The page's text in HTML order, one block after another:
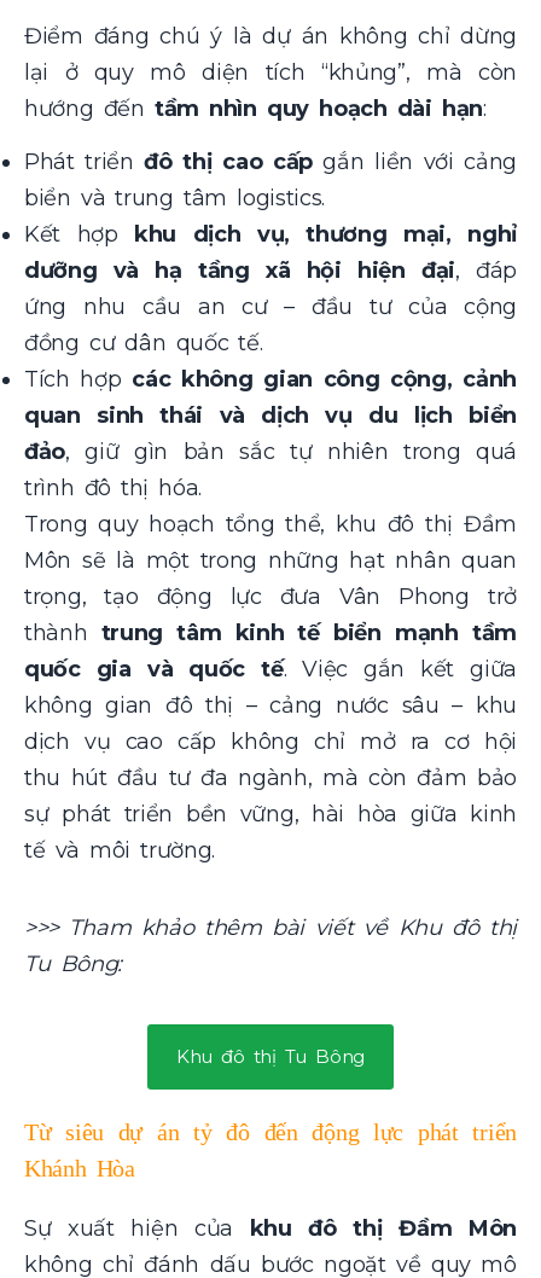
Điểm đáng chú ý là dự án không chỉ dừng
lại ở quy mô diện tích “khủng”, mà còn
hướng đến tầm nhìn quy hoạch dài hạn:
Phát triểnđô thị cao cấpgắn liền với cảng
biển và trung tâm logistics.
Kết hợp
khu dịch vụ, thương mại, nghỉ
dưỡng và hạ tầng xã hội hiện đại, đáp
ứng nhu cầu an cư – đầu tư của cộng
đồng cư dân quốc tế.
Tích hợp các không gian công cộng, cảnh
quan sinh thái và dịch vụ du lịch biển
đảo, giữ gìn bản sắc tự nhiên trong quá
trình đô thị hóa.
Trong quy hoạch tổng thể, khu đô thị Đầm
Môn sẽ là một trong những hạt nhân quan
trọng, tạo động lực đưa Vân Phong trở
thành trung tâm kinh tế biển mạnh tầm
quốc gia và quốc tế. Việc gắn kết giữa
không gian đô thị – cảng nước sâu – khu
dịch vụ cao cấp không chỉ mở ra cơ hội
thu hút đầu tư đa ngành, mà còn đảm bảo
sự phát triển bền vững, hài hòa giữa kinh
tế và môi trường.
>>> Tham khảo thêm bài viết về Khu đô thị
Tu Bông:
Khu đô thị Tu Bông
Từ siêu dự án tỷ đô đến động lực phát triển
Khánh Hòa
Sự xuất hiện của
khu đô thị Đầm Môn
không chỉ đánh dấu bước ngoặt về quy mô